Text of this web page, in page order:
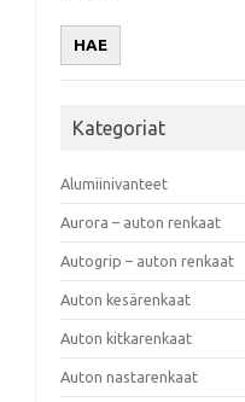
HAE
Kategoriat
Alumiinivanteet
Aurora – auton renkaat
Autogrip – auton renkaat
Auton kesärenkaat
Auton kitkarenkaat
Auton nastarenkaat